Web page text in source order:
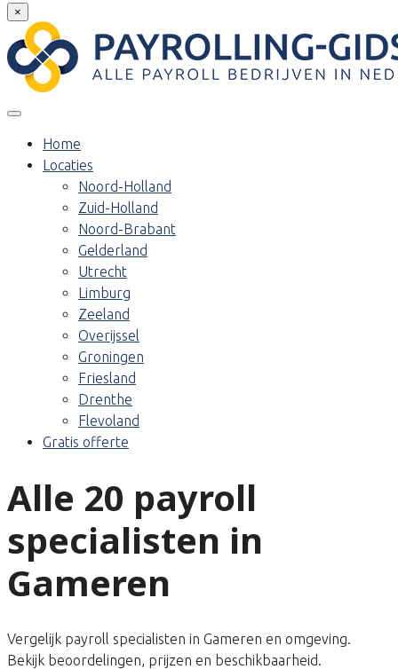
×
Home
Locaties
Noord-Holland
Zuid-Holland
Noord-Brabant
Gelderland
Utrecht
Limburg
Zeeland
Overijssel
Groningen
Friesland
Drenthe
Flevoland
Gratis offerte
Alle 20 payroll
specialisten in
Gameren
Vergelijk payroll specialisten in Gameren en omgeving.
Bekijk beoordelingen, prijzen en beschikbaarheid.